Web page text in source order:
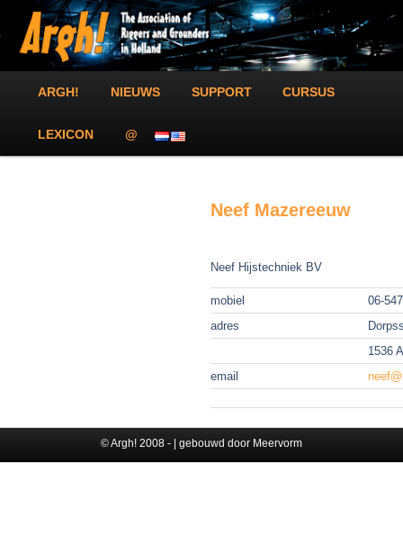
de
primaire
Argh!
The Association of Riggers and Grounders in Holland!
ARGH! NIEUWS SUPPORT CURSUS
LEXICON @
Neef Mazereeuw
Neef Hijstechniek BV
mobiel
06-
adres
1536
email